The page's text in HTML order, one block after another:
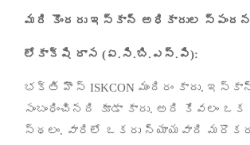
మరి కొందరు ఇస్కాన్ అధికారుల స్పందన
లోకాక్షి దాస (ఏ.సి.బి.ఎస్.పి):
భక్తి హౌస్ ISKCON మందిరం కాదు.
సంబంధించినది కూడా కాదు. అది కేవలం ఒక
స్థలం. వారిలో ఒకరు న్యాయవాది మరొకరు